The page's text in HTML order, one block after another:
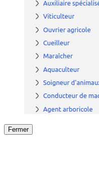
Fermer